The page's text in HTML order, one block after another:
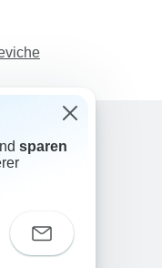
sparen